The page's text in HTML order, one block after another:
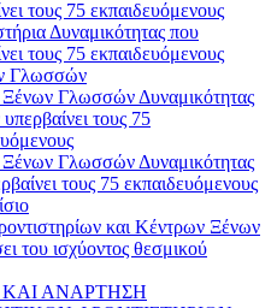
τους 75 εκπαιδευόμενους
Δυναμικότητας που
τους 75 εκπαιδευόμενους
Γλωσσών
Γλωσσών Δυναμικότητας
τους 75
Γλωσσών Δυναμικότητας
τους 75 εκπαιδευόμενους
και Κέντρων Ξένων
του ισχύοντος θεσμικού
ΑΝΑΡΤΗΣΗ